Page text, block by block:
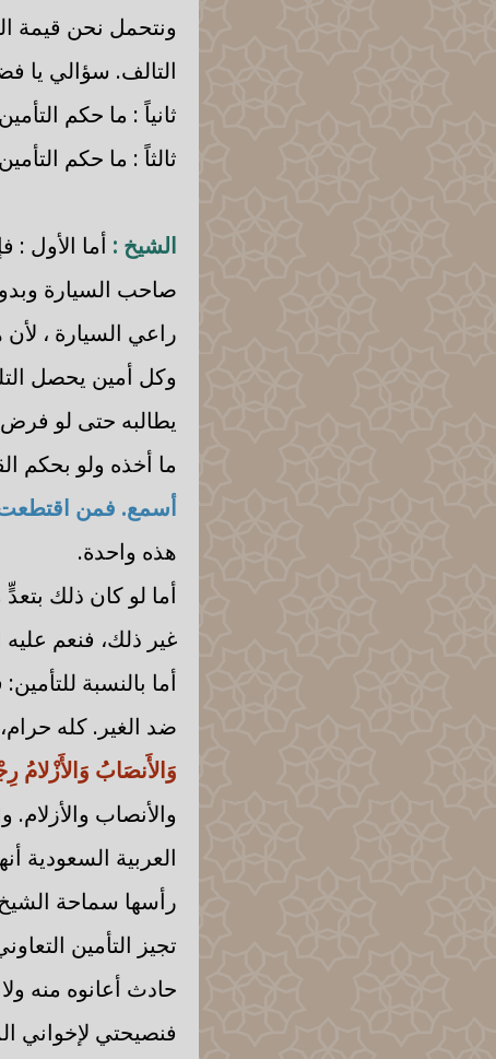
ونتحمل نحن قيمة
التالف. سؤالي يا
ثانياً : ما حكم
ثالثاً : ما حكم
الشيخ : أما الأول
صاحب السيارة
راعي السيارة ،
وكل أمين يحصل
يطالبه حتى لو
ما أخذه ولو بحكم
أسمع. فمن اقتطعت
هذه واحدة.
أما لو كان ذلك
غير ذلك، فنعم
أما بالنسبة
ضد الغير. كله
وَالأَنصَابُ
والأنصاب
العربية السعودية
رأسها سماحة الشيخ
تجيز التأمين
حادث أعانوه منه
فنصيحتي لإخواني